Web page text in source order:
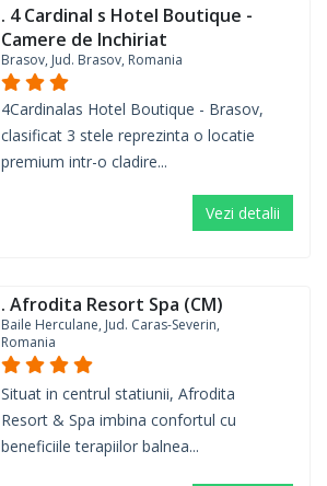
. 4 Cardinal s Hotel Boutique -
Camere de Inchiriat
Brasov, Jud. Brasov, Romania
4Cardinalas Hotel Boutique - Brasov,
clasificat 3 stele reprezinta o locatie
premium intr-o cladire...
Vezi detalii
. Afrodita Resort Spa (CM)
Baile Herculane, Jud. Caras-Severin,
Romania
Situat in centrul statiunii, Afrodita
Resort & Spa imbina confortul cu
beneficiile terapiilor balnea...